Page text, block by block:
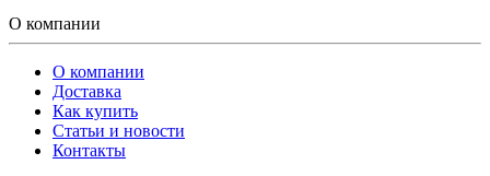
О компании
О компании
Доставка
Как купить
Статьи и новости
Контакты